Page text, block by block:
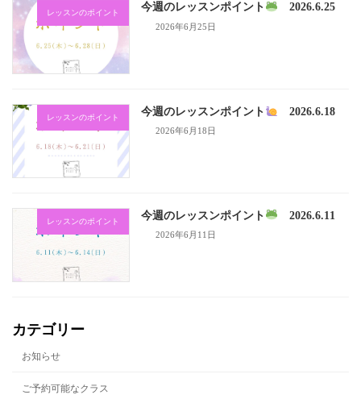
レッスンのポイント 今週のレッスンポイント 2026.6.25
2026年6月25日
レッスンのポイント 今週のレッスンポイント 2026.6.18
2026年6月18日
レッスンのポイント 今週のレッスンポイント 2026.6.11
2026年6月11日
カテゴリー
お知らせ
ご予約可能なクラス